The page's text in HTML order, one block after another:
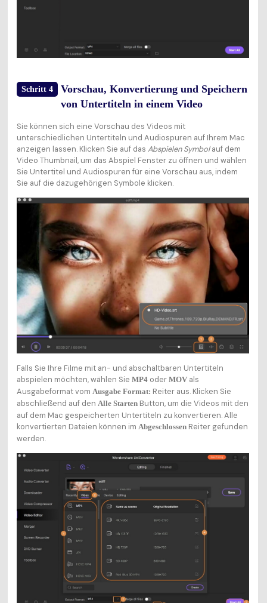
Schritt 4
Vorschau, Konvertierung und Speichern
von Untertiteln in einem Video
Sie können sich eine Vorschau des Videos mit
unterschiedlichen Untertiteln und Audiospuren auf Ihrem Mac
anzeigen lassen. Klicken Sie auf das Abspielen Symbolauf dem
Video Thumbnail, um das Abspiel Fenster zu öffnen und wählen
Sie Untertitel und Audiospuren für eine Vorschau aus, indem
Sie auf die dazugehörigen Symbole klicken.
Falls Sie Ihre Filme mit an- und abschaltbaren Untertiteln
abspielen möchten, wählen Sie MP4oder MOVals
Ausgabeformat vom Ausgabe Format: Reiter aus. Klicken Sie
abschließend auf den Alle StartenButton, um die Videos mit den
auf dem Mac gespeicherten Untertiteln zu konvertieren. Alle
konvertierten Dateien können im AbgeschlossenReiter gefunden
werden.